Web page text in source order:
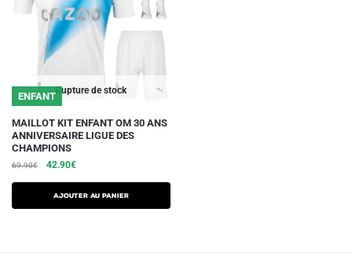
Rupture de stock
ENFANT
MAILLOT KIT ENFANT OM 30 ANS
ANNIVERSAIRE LIGUE DES
CHAMPIONS
69.90€
Le
initial
était :
42.90€Le
actuel
est :
AJOUTER AU PANIER
Ce
produit
a
plusieurs
variations.